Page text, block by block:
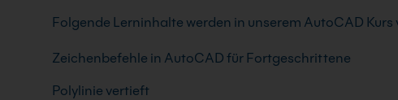
Folgende Lerninhalte werden in unserem AutoCAD
Zeichenbefehle in AutoCAD für Fortgeschrittene
Polylinie vertieft